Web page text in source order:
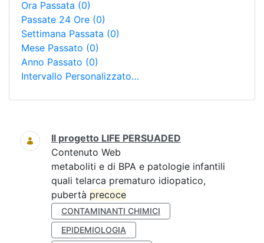
Ora Passata (0)
Passate 24 Ore (0)
Settimana Passata (0)
Mese Passato (0)
Anno Passato (0)
Intervallo Personalizzato…
Ricerca
Il progetto LIFE PERSUADED
Contenuto Web
metaboliti e di BPA e patologie infantili
quali telarca prematuro idiopatico,
pubertà precoce
CONTAMINANTI CHIMICI
EPIDEMIOLOGIA